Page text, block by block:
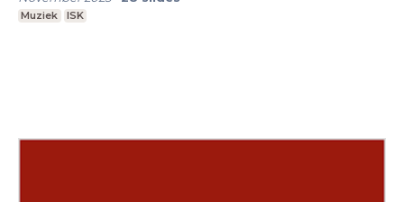
Muziek ISK